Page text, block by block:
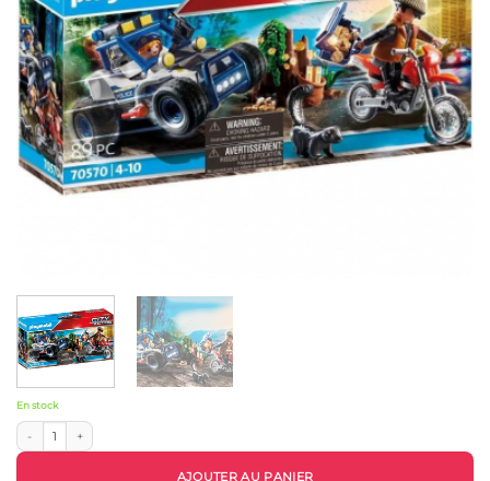
En stock
quantité de Policier avec voiturette et voleur à moto 70570 - Playmobil
AJOUTER AU PANIER